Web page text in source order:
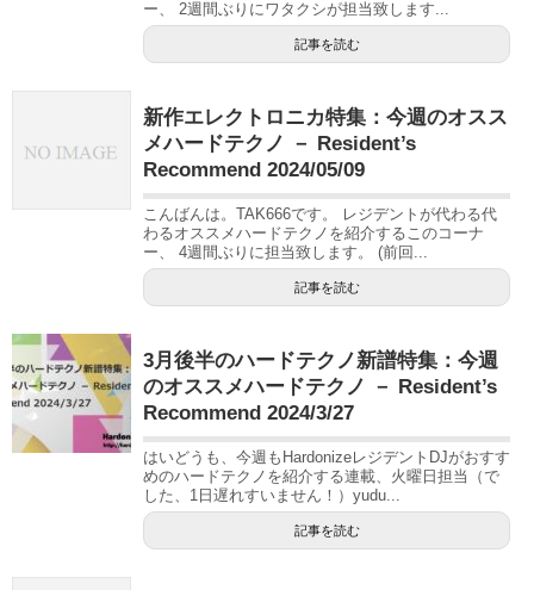
ー、 2週間ぶりにワタクシが担当致します...
記事を読む
新作エレクトロニカ特集：今週のオスス
メハードテクノ － Resident’s
Recommend 2024/05/09
こんばんは。TAK666です。 レジデントが代わる代
わるオススメハードテクノを紹介するこのコーナ
ー、 4週間ぶりに担当致します。 (前回...
記事を読む
3月後半のハードテクノ新譜特集：今週
のオススメハードテクノ － Resident’s
Recommend 2024/3/27
はいどうも、今週もHardonizeレジデントDJがおすす
めのハードテクノを紹介する連載、火曜日担当（で
した、1日遅れすいません！）yudu...
記事を読む